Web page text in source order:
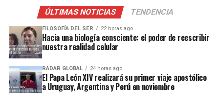
ÚLTIMAS NOTICIAS TENDENCIA
FILOSOFÍA DEL SER 22 horas ago
Hacia una biología consciente: el poder de reescribir
nuestra realidad celular
RADAR GLOBAL 24 horas ago
El Papa León XIV realizará su primer viaje apostólico
a Uruguay, Argentina y Perú en noviembre